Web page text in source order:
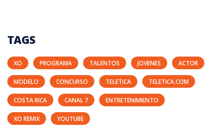
TAGS
XO PROGRAMA TALENTOS JOVENES ACTOR
MODELO CONCURSO TELETICA TELETICA.COM
COSTA RICA CANAL 7 ENTRETENIMIENTO
XO REMIX YOUTUBE